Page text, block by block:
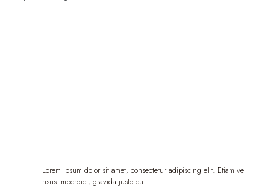
Lorem ipsum dolor sit amet, consectetur adipiscing elit. Etiam vel
risus imperdiet, gravida justo eu.